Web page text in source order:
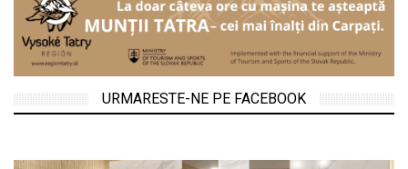
URMARESTE-NE PE FACEBOOK